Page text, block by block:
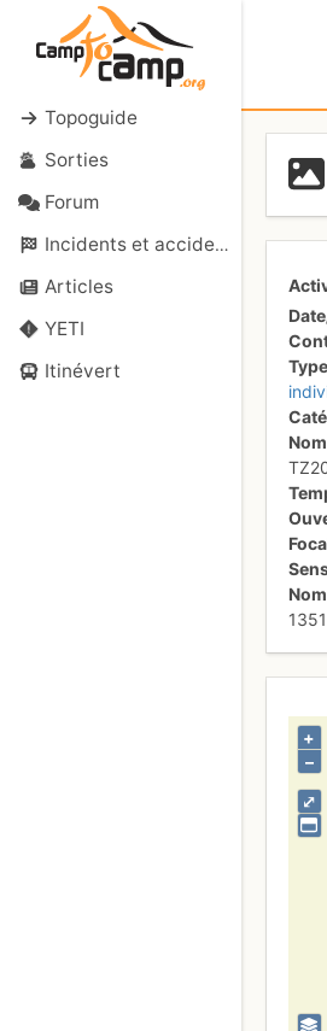
Topoguide
Sorties
Forum
Incidents et accidents
Articles
YETI
Itinévert
⤢
+
–